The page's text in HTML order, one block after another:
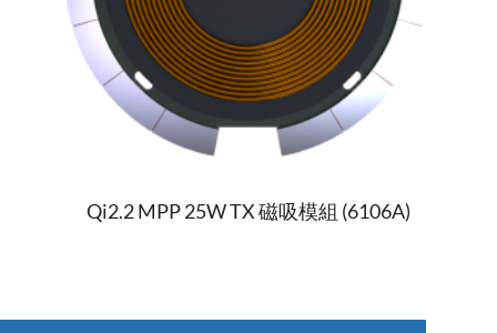
Qi2.2 MPP 25W TX 磁吸模組 (6106A)